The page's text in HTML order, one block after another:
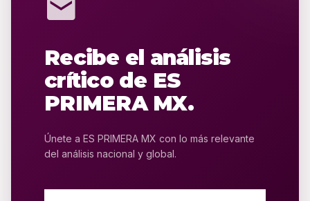
mail
Recibe el análisis
crítico de ES
PRIMERA MX.
Únete a ES PRIMERA MX con lo más relevante
del análisis nacional y global.